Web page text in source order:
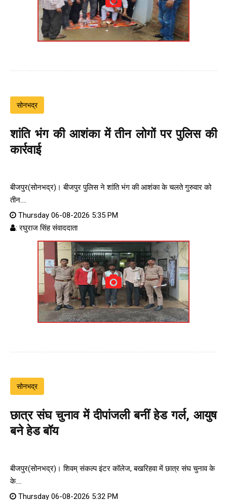
सोनभद्र
शांति भंग की आशंका में तीन लोगों पर पुलिस की
कार्रवाई
बीजपुर(सोनभद्र)। बीजपुर पुलिस ने शांति भंग की आशंका के चलते गुरुवार को
तीन....
Thursday 06-08-2026 5:35 PM
: रघुराज सिंह संवाददाता
सोनभद्र
छात्र संघ चुनाव में दीपांजली बनीं हेड गर्ल, आयुष
बने हेड बॉय
बीजपुर(सोनभद्र)। शिवम् संकल्प इंटर कॉलेज, बखरिहवा में छात्र संघ चुनाव के
के....
Thursday 06-08-2026 5:32 PM